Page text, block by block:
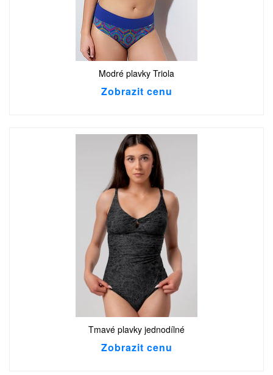
Modré plavky Triola
Zobrazit cenu
Tmavé plavky jednodílné
Zobrazit cenu